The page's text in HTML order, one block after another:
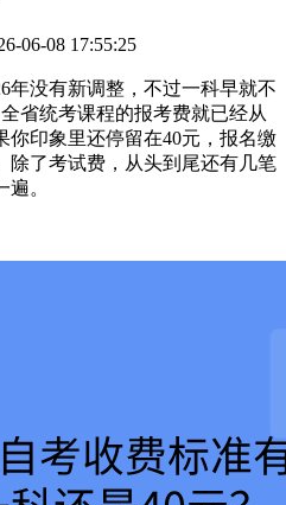
06-08 17:55:25
没有新调整，不过一科早就不
省统考课程的报考费就已经从
你印象里还停留在40元，报名缴
除了考试费，从头到尾还有几笔
。